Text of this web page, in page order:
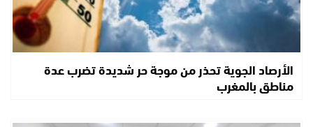
الأرصاد الجوية تحذر من موجة حر شديدة تضرب عدة
مناطق بالمغرب